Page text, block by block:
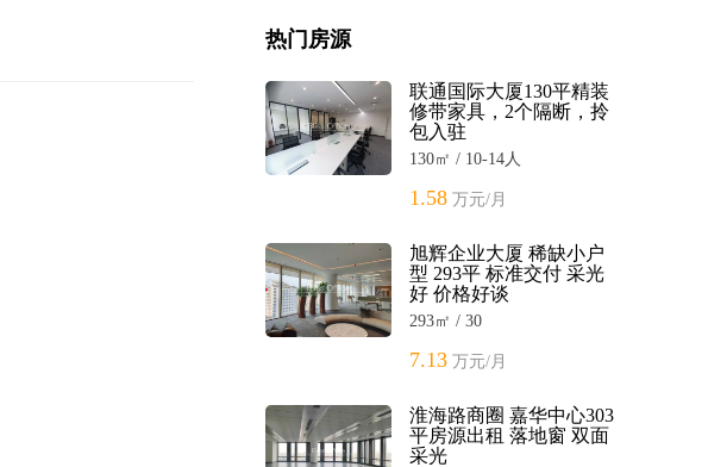
热门房源
联通国际大厦130平精装
修带家具，2个隔断，拎
包入驻
130㎡ / 10-14人
1.58 万元/月
旭辉企业大厦 稀缺小户
型 293平 标准交付 采光
好 价格好谈
293㎡ / 30
7.13 万元/月
淮海路商圈 嘉华中心303
平房源出租 落地窗 双面
采光